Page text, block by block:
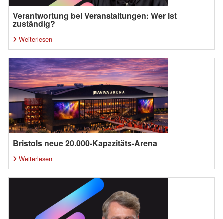
Verantwortung bei Veranstaltungen: Wer ist
zuständig?
Weiterlesen
Bristols neue 20.000-Kapazitäts-Arena
Weiterlesen